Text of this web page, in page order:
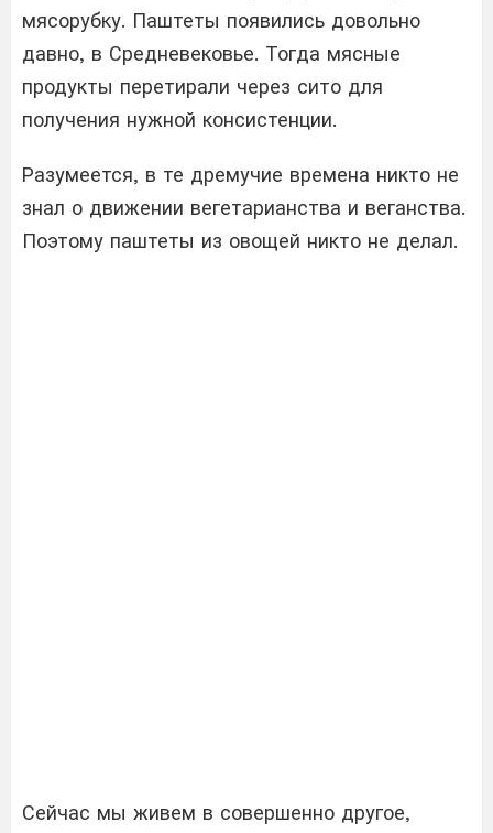
мясорубку. Паштеты появились довольно
давно, в Средневековье. Тогда мясные
продукты перетирали через сито для
получения нужной консистенции.
Разумеется, в те дремучие времена никто не
знал о движении вегетарианства и веганства.
Поэтому паштеты из овощей никто не делал.
Сейчас мы живем в совершенно другое,